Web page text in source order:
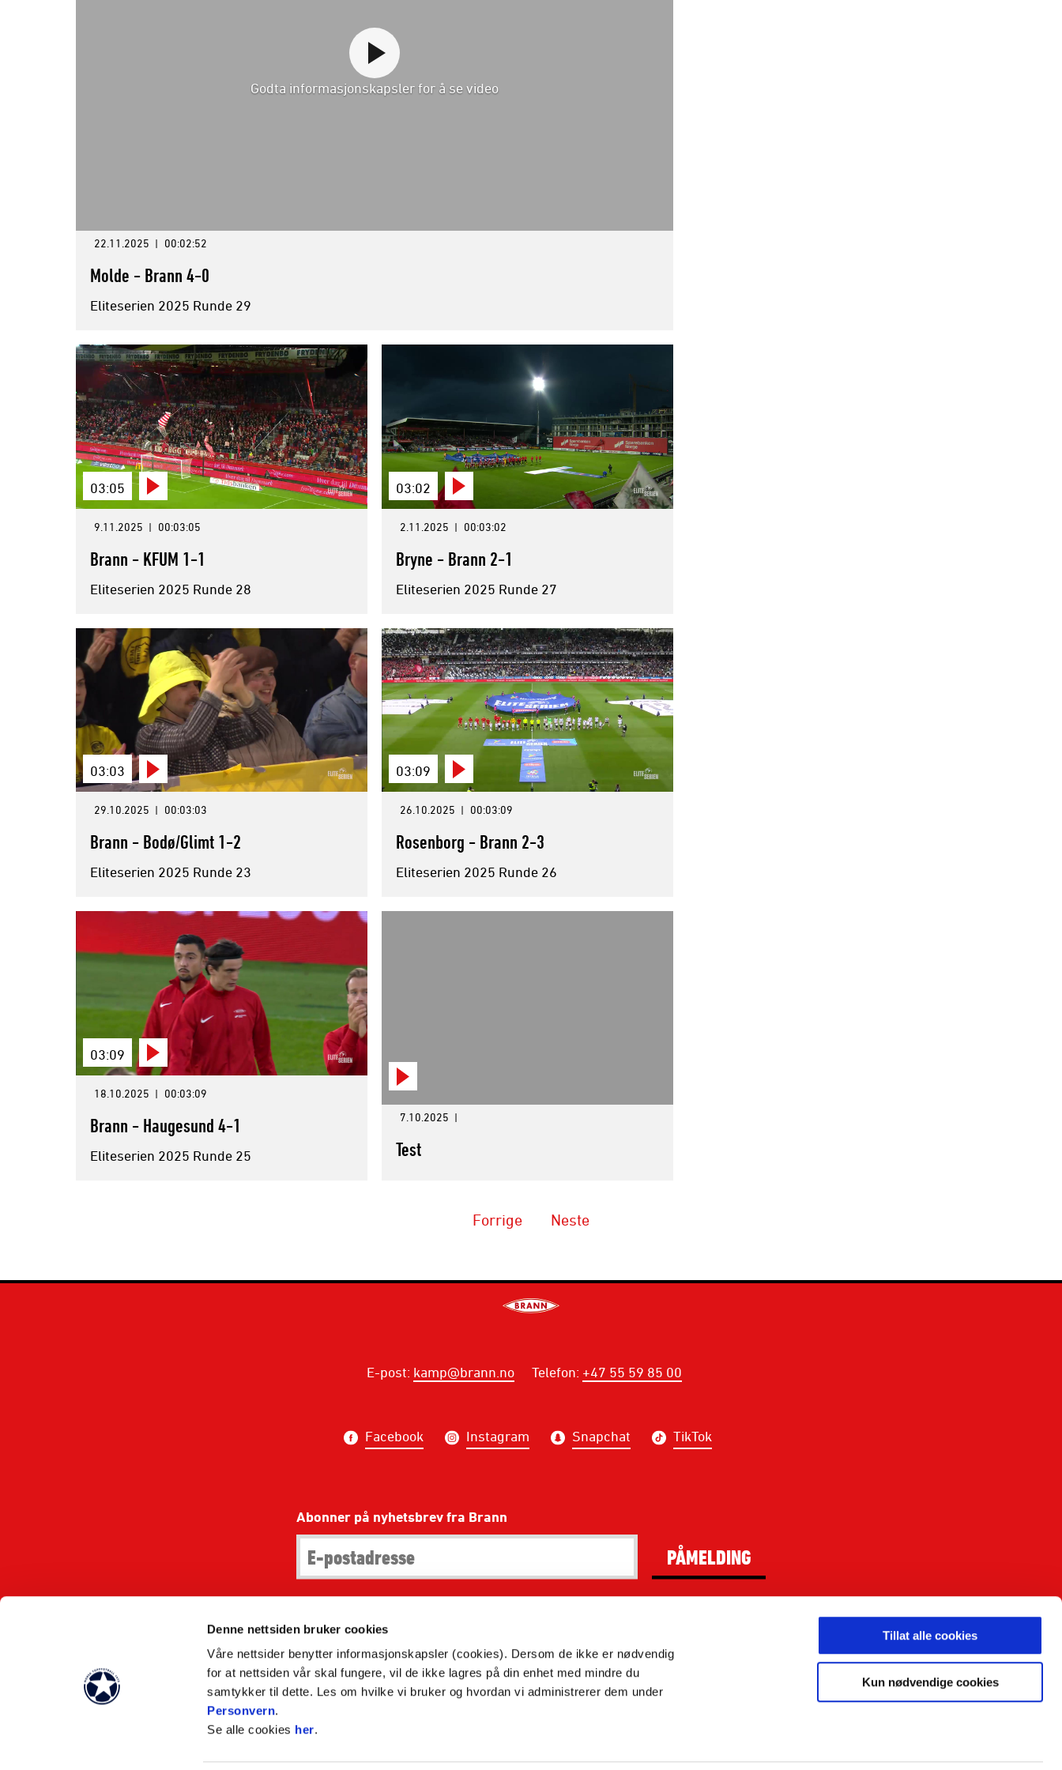
Denne nettsiden bruker cookies
Våre nettsider benytter informasjonskapsler (cookies). Dersom de ikke er nødvendig
for at nettsiden vår skal fungere, vil de ikke lagres på din enhet med mindre du
samtykker til dette. Les om hvilke vi bruker og hvordan vi administrerer dem under
Personvern.
Se alle cookies her.
Tillat alle cookies
Kun nødvendige cookies
Godta informasjonskapsler for å se video
22.11.2025 | 00:02:52
Molde - Brann 4-0
Eliteserien 2025 Runde 29
03:05
9.11.2025 | 00:03:05
Brann - KFUM 1-1
Eliteserien 2025 Runde 28
03:02
2.11.2025 | 00:03:02
Bryne - Brann 2-1
Eliteserien 2025 Runde 27
03:03
29.10.2025 | 00:03:03
Brann - Bodø/Glimt 1-2
Eliteserien 2025 Runde 23
03:09
26.10.2025 | 00:03:09
Rosenborg - Brann 2-3
Eliteserien 2025 Runde 26
03:09
18.10.2025 | 00:03:09
Brann - Haugesund 4-1
Eliteserien 2025 Runde 25
7.10.2025 |
Test
Forrige Neste
E-post: kamp@brann.no Telefon: +47 55 59 85 00
Facebook Instagram Snapchat TikTok
Abonner på nyhetsbrev fra Brann
PÅMELDING
Redaktør: Thomas Brakstad.